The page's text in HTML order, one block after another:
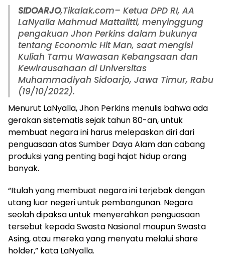
SIDOARJO,Tikalak.com– Ketua DPD RI, AA
LaNyalla Mahmud Mattalitti, menyinggung
pengakuan Jhon Perkins dalam bukunya
tentang Economic Hit Man, saat mengisi
Kuliah Tamu Wawasan Kebangsaan dan
Kewirausahaan di Universitas
Muhammadiyah Sidoarjo, Jawa Timur, Rabu
(19/10/2022).
Menurut LaNyalla, Jhon Perkins menulis bahwa ada
gerakan sistematis sejak tahun 80-an, untuk
membuat negara ini harus melepaskan diri dari
penguasaan atas Sumber Daya Alam dan cabang
produksi yang penting bagi hajat hidup orang
banyak.
“Itulah yang membuat negara ini terjebak dengan
utang luar negeri untuk pembangunan. Negara
seolah dipaksa untuk menyerahkan penguasaan
tersebut kepada Swasta Nasional maupun Swasta
Asing, atau mereka yang menyatu melalui share
holder,” kata LaNyalla.